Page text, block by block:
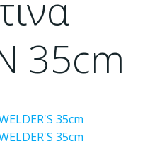
35cm